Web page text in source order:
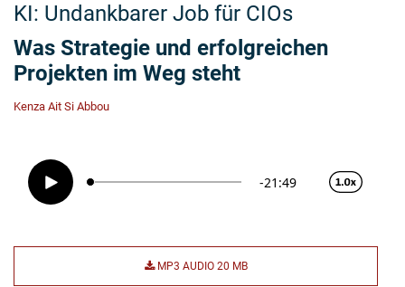
KI: Undankbarer Job für CIOs
Was Strategie und erfolgreichen
Projekten im Weg steht
Kenza Ait Si Abbou
MP3 AUDIO 20 MB